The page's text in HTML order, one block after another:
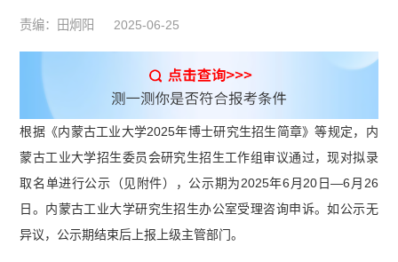
责编：田炯阳 2025-06-25
根据《内蒙古工业大学2025年博士研究生招生简章》等规定，内
蒙古工业大学招生委员会研究生招生工作组审议通过，现对拟录
取名单进行公示（见附件），公示期为2025年6月20日—6月26
日。内蒙古工业大学研究生招生办公室受理咨询申诉。如公示无
异议，公示期结束后上报上级主管部门。